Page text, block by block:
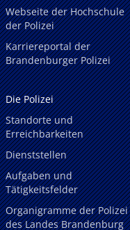
Webseite der Hochschule
der Polizei
Karriereportal der
Brandenburger Polizei
Die Polizei
Standorte und
Erreichbarkeiten
Dienststellen
Aufgaben und
Tätigkeitsfelder
Organigramme der Polizei
des Landes Brandenburg